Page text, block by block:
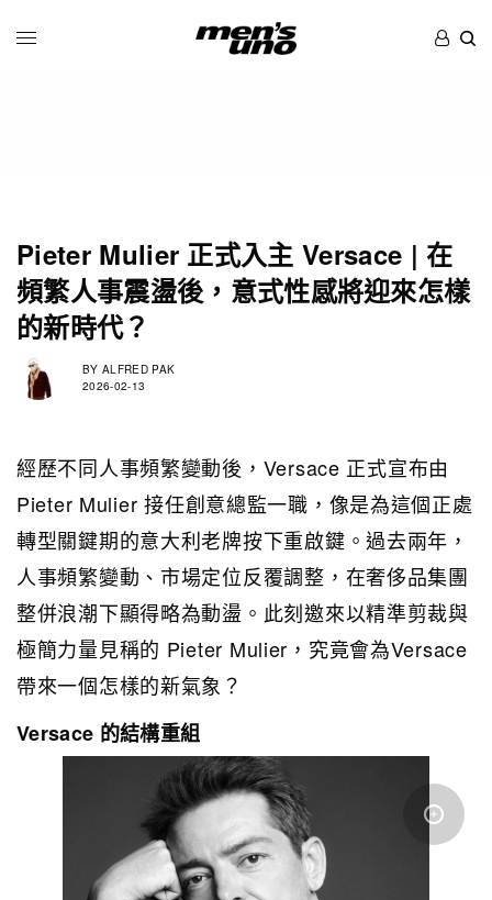
Pieter Mulier 正式入主 Versace | 在
頻繁人事震盪後，意式性感將迎來怎樣
的新時代？
BY ALFRED PAK
2026-02-13
經歷不同人事頻繁變動後，Versace 正式宣布由
Pieter Mulier 接任創意總監一職，像是為這個正處
轉型關鍵期的意大利老牌按下重啟鍵。過去兩年，
人事頻繁變動、市場定位反覆調整，在奢侈品集團
整併浪潮下顯得略為動盪。此刻邀來以精準剪裁與
極簡力量見稱的 Pieter Mulier，究竟會為Versace
帶來一個怎樣的新氣象？
Versace 的結構重組